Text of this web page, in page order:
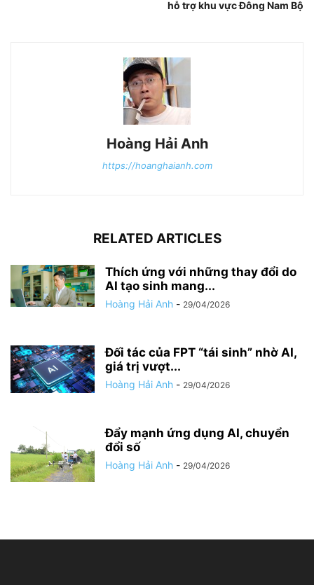
hỗ trợ khu vực Đông Nam Bộ
Hoàng Hải Anh
https://hoanghaianh.com
RELATED ARTICLES
Thích ứng với những thay đổi do
AI tạo sinh mang...
Hoàng Hải Anh - 29/04/2026
Đối tác của FPT “tái sinh” nhờ AI,
giá trị vượt...
Hoàng Hải Anh - 29/04/2026
Đẩy mạnh ứng dụng AI, chuyển
đổi số
Hoàng Hải Anh - 29/04/2026